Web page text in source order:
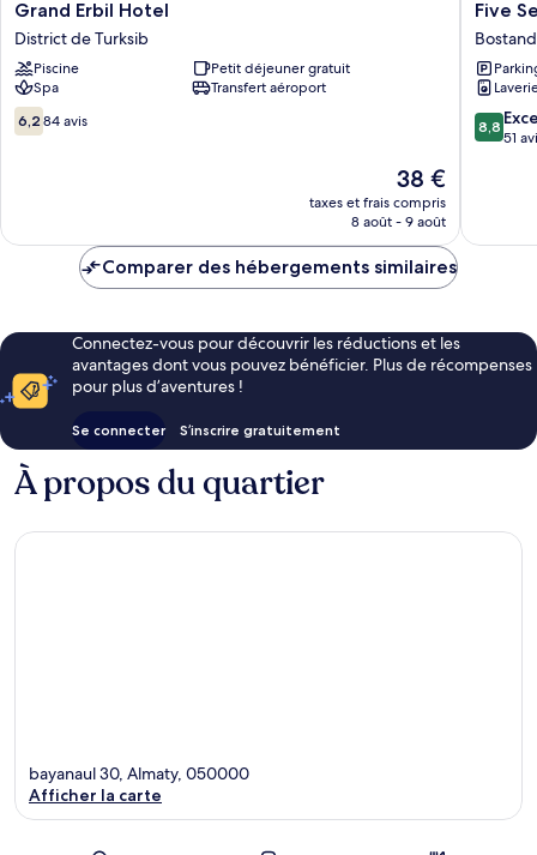
Grand
Erbil
Hotel
District
de
Turksib
Grand Erbil Hotel
District de Turksib
Piscine
Petit déjeuner gratuit
Spa
Transfert aéroport
6.2
sur
6,2 84 avis
Le
nouveau
prix
de
38 €
taxes et frais compris
8 août - 9 août
Five
Seasons
Almaty
District
Five
8.8
sur
8,8
51
Comparer des hébergements similaires
Connectez-vous pour découvrir les réductions et les
avantages dont vous pouvez bénéficier. Plus de récompenses
pour plus d’aventures !
Se connecter S’inscrire gratuitement
À propos du quartier
bayanaul 30, Almaty, 050000
Afficher la carte